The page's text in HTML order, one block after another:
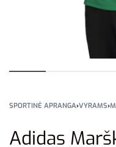
SPORTINĖ APRANGA›VYRAMS›
Adidas